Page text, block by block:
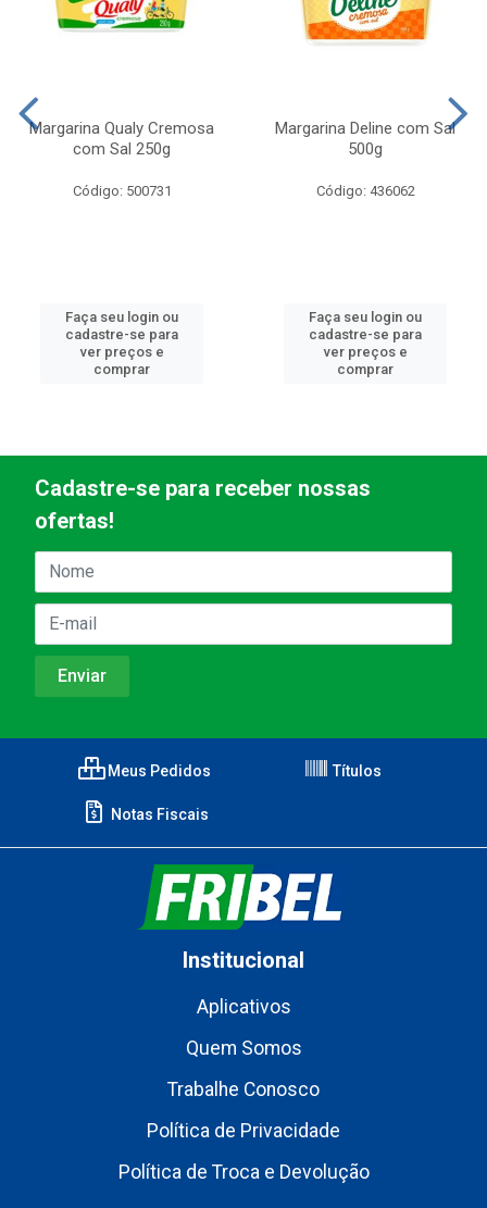
Margarina Qualy Cremosa
com Sal 250g
Código: 500731
Faça seu login ou
cadastre-se para
ver preços e
comprar
Margarina Deline com Sal
500g
Código: 436062
Faça seu login ou
cadastre-se para
ver preços e
comprar
Cadastre-se para receber nossas
ofertas!
Meus Pedidos Títulos
Notas Fiscais
Institucional
Aplicativos
Quem Somos
Trabalhe Conosco
Política de Privacidade
Política de Troca e Devolução